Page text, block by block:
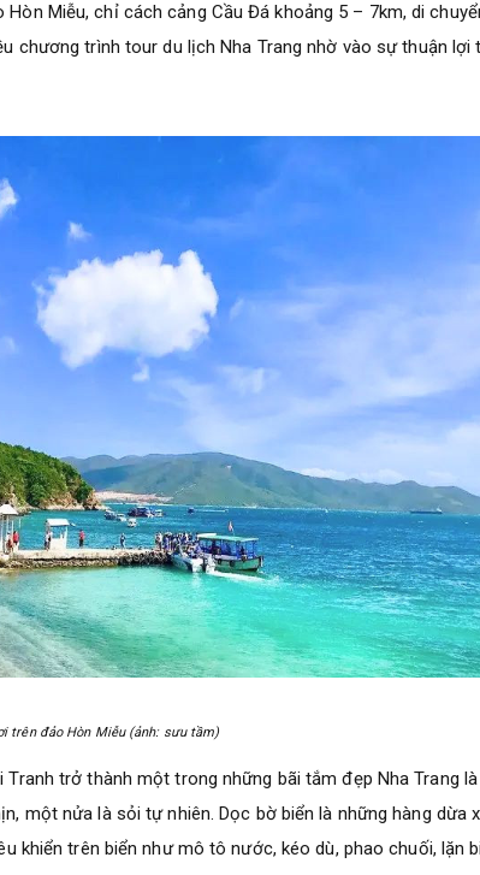
Hòn Miễu, chỉ cách cảng Cầu Đá khoảng 5 – 7km, di
chương trình tour du lịch Nha Trang nhờ vào sự thuận
trên đảo Hòn Miễu (ảnh: sưu tầm)
Tranh trở thành một trong những bãi tắm đẹp Nha Trang
một nửa là sỏi tự nhiên. Dọc bờ biển là những hàng dừa
khiển trên biển như mô tô nước, kéo dù, phao chuối, lặn